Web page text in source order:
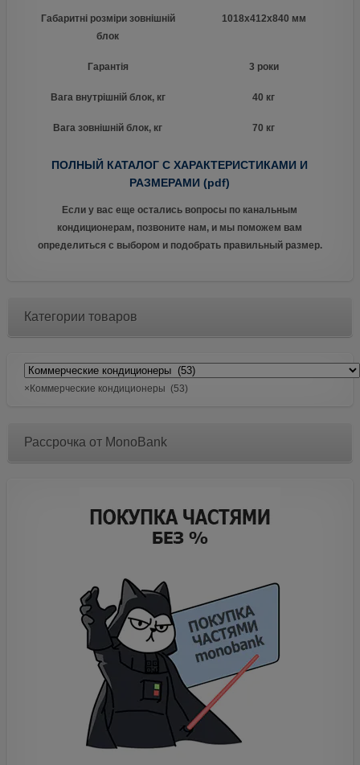
Габаритні розміри зовнішній
блок
1018х412х840 мм
Гарантія 3 роки
Вага внутрішній блок, кг 40 кг
Вага зовнішній блок, кг 70 кг
ПОЛНЫЙ КАТАЛОГ С ХАРАКТЕРИСТИКАМИ И
РАЗМЕРАМИ (pdf)
Если у вас еще остались вопросы по канальным
кондиционерам, позвоните нам, и мы поможем вам
определиться с выбором и подобрать правильный размер.
Категории товаров
× Коммерческие кондиционеры (53)
Рассрочка от MonoBank